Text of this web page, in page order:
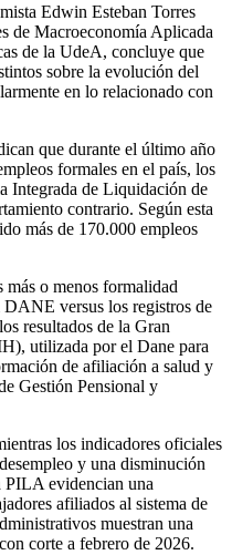
Edwin Esteban Torres
de Macroeconomía Aplicada
de la UdeA, concluye que
sobre la evolución del
en lo relacionado con
que durante el último año
formales en el país, los
Integrada de Liquidación de
contrario. Según esta
más de 170.000 empleos
o menos formalidad
versus los registros de
resultados de la Gran
utilizada por el Dane para
de afiliación a salud y
Gestión Pensional y
los indicadores oficiales
y una disminución
PILA evidencian una
afiliados al sistema de
muestran una
corte a febrero de 2026.